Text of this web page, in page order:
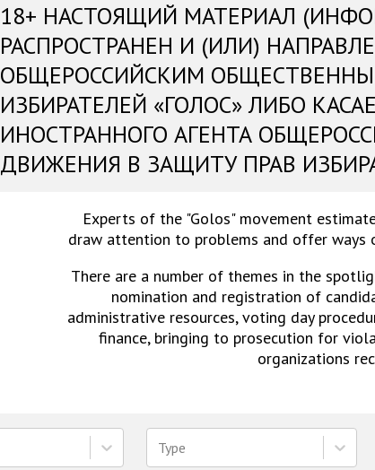
18+ НАСТОЯЩИЙ МАТЕРИАЛ
РАСПРОСТРАНЕН И (ИЛИ)
ОБЩЕРОССИЙСКИМ
ИЗБИРАТЕЛЕЙ «ГОЛОС» ЛИБО
ИНОСТРАННОГО АГЕНТА
ДВИЖЕНИЯ В ЗАЩИТУ ПРАВ
Experts of the "Golos" movement
draw attention to problems and offer ways
There are a number of themes in the
nomination and registration of
administrative resources, voting day
finance, bringing to prosecution for
organizations
Type